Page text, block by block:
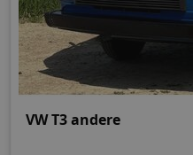
VW T3 andere